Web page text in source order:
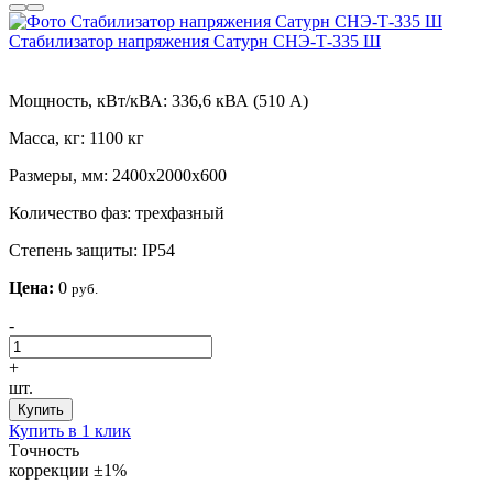
Стабилизатор напряжения Сатурн СНЭ-Т-335 Ш
Мощность, кВт/кВА: 336,6 кВА (510 А)
Масса, кг: 1100 кг
Размеры, мм: 2400х2000х600
Количество фаз: трехфазный
Степень защиты: IP54
Цена: 0 руб.
-
+
шт.
Купить
Купить в 1 клик
Tочность
коррекции ±1%